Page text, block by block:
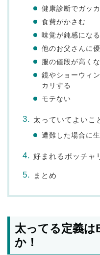
健康診断でガッ
食費がかさむ
味覚が鈍感になる
他のお父さんに
服の値段が高く
鏡やショーウィ
カリする
モテない
太っていてよいこ
遭難した場合に
好まれるポッチャ
まとめ
太ってる定義
か！